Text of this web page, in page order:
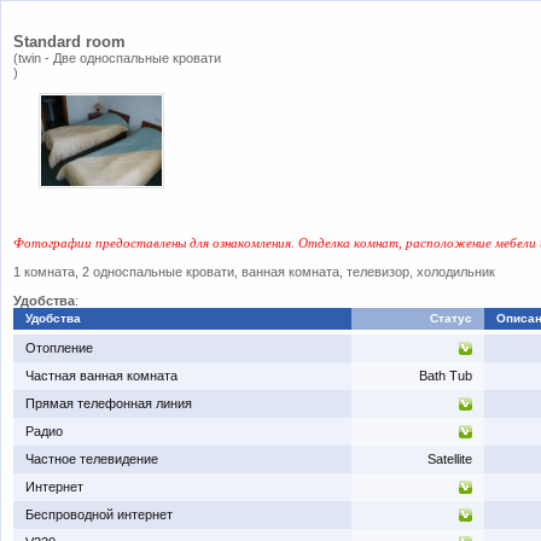
Standard room
(twin - ​Две односпальные кровати
)
Фотографии предоставлены для ознакомления. Отделка комнат, расположение
1 комната, 2 односпальные кровати, ванная комната, телевизор, холодильник
Удобства:
Удобства Статус
​Отопление
​Частная ванная комната
Bath Tub
​Прямая телефонная линия
​Радио
​Частное телевидение
Satellite
​Интернет
​Беспроводной интернет